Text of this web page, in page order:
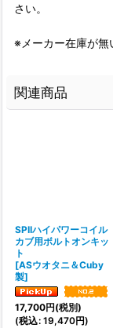
さい。
※メーカー在庫が無
関連商品
SPIIハイパワーコイル
カブ用ボルトオンキッ
ト
[ASウオタニ＆Cuby
製]
17,700円(税別)
(税込: 19,470円)